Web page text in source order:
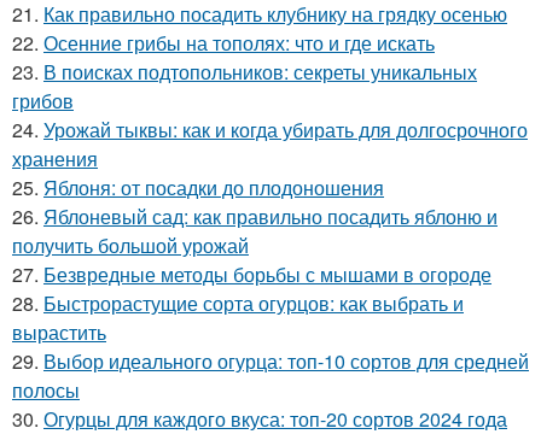
21. Как правильно посадить клубнику на грядку осенью
22. Осенние грибы на тополях: что и где искать
23. В поисках подтопольников: секреты уникальных
грибов
24. Урожай тыквы: как и когда убирать для долгосрочного
хранения
25. Яблоня: от посадки до плодоношения
26. Яблоневый сад: как правильно посадить яблоню и
получить большой урожай
27. Безвредные методы борьбы с мышами в огороде
28. Быстрорастущие сорта огурцов: как выбрать и
вырастить
29. Выбор идеального огурца: топ-10 сортов для средней
полосы
30. Огурцы для каждого вкуса: топ-20 сортов 2024 года